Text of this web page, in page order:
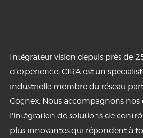
Intégrateur vision depuis près de
d’expérience, CIRA est un
industrielle membre du réseau
Cognex. Nous accompagnons nos
l’intégration de solutions de
plus innovantes qui répondent à